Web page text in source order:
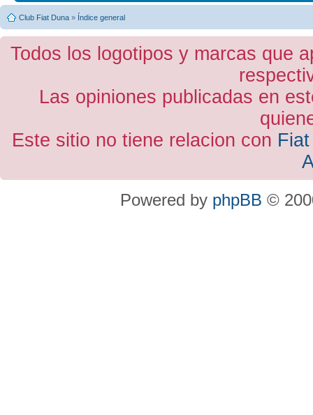
Club Fiat Duna » Índice general
Todos los logotipos y marcas que
Las opiniones publicadas en
Este sitio no tiene relacion con
Powered by phpBB ©